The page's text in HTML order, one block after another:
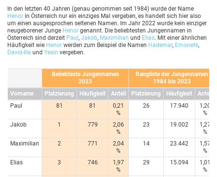
In den letzten 40 Jahren (genau genommen seit 1984) wurde der Name
Henor in Österreich nur ein einziges Mal vergeben, es handelt sich hier also
um einen ausgesprochen seltenen Namen. Im Jahr 2022 wurde kein einziger
neugeborener Junge Henor genannt. Die beliebtesten Jungennamen in
Österreich sind derzeit Paul, Jakob, Maximilian und Elias. Mit einer ähnlichen
Häufigkeit wie Henor werden zum Beispiel die Namen Hademar, Emonefe,
David-Ilie und Yesin vergeben.
Beliebteste Jungennamen
2023
Rangliste der Jungennamen
1984 bis 2023
Vorname
Platzierung Häufigkeit Anteil Platzierung Häufigkeit
Anteil
Paul
81 81
0,21
%
26 17.940
1,20
%
Jakob
1 779
2,06
%
23 19.002
1,27
%
Maximilian
2 771
2,04
%
14 23.442
1,57
%
Elias
3 746
1,97
%
29 15.094
1,01
%